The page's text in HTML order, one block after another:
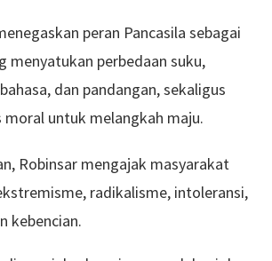
peran Pancasila sebagai
menyatukan perbedaan suku,
dan pandangan, sekaligus
untuk melangkah maju.
Robinsar mengajak masyarakat
radikalisme, intoleransi,
kebencian.